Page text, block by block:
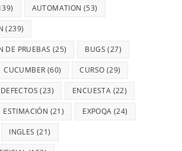
AUTOMATION (53)
(239)
DE PRUEBAS (25) BUGS (27)
CUCUMBER (60) CURSO (29)
DEFECTOS (23) ENCUESTA (22)
ESTIMACIÓN (21) EXPOQA (24)
INGLES (21)